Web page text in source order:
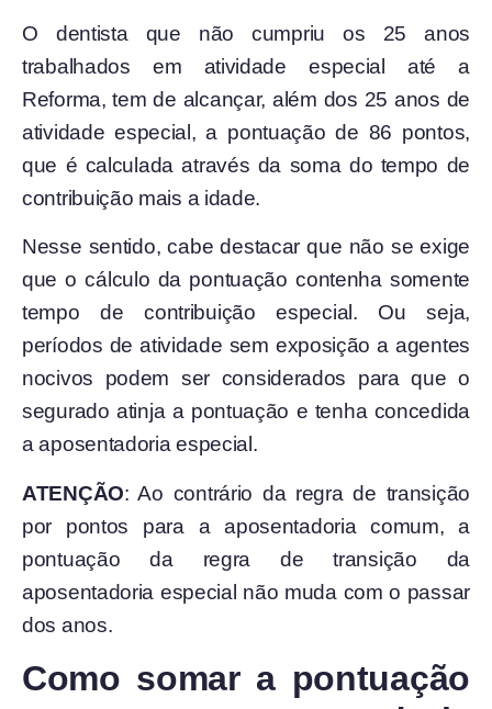
O dentista que não cumpriu os 25 anos
trabalhados em atividade especial até a
Reforma, tem de alcançar, além dos 25 anos de
atividade especial, a pontuação de 86 pontos,
que é calculada através da soma do tempo de
contribuição mais a idade.
Nesse sentido, cabe destacar que não se exige
que o cálculo da pontuação contenha somente
tempo de contribuição especial. Ou seja,
períodos de atividade sem exposição a agentes
nocivos podem ser considerados para que o
segurado atinja a pontuação e tenha concedida
a aposentadoria especial.
ATENÇÃO: Ao contrário da regra de transição
por pontos para a aposentadoria comum, a
pontuação da regra de transição da
aposentadoria especial não muda com o passar
dos anos.
Como somar a pontuação